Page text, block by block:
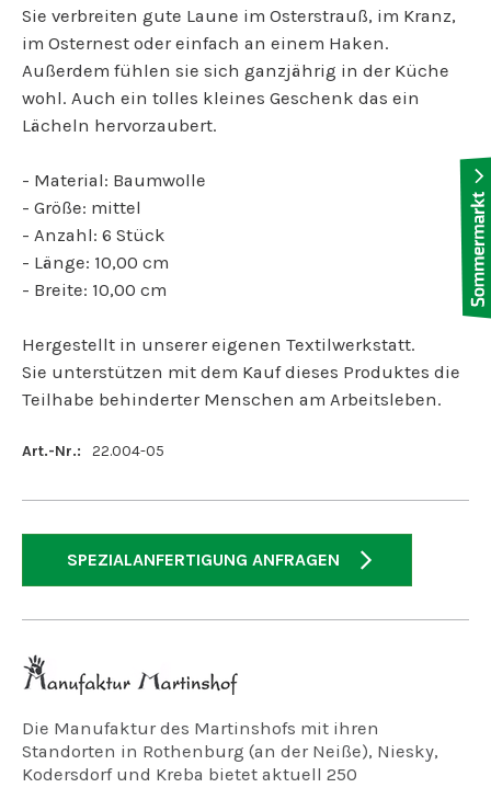
Sie verbreiten gute Laune im Osterstrauß, im Kranz,
im Osternest oder einfach an einem Haken.
Außerdem fühlen sie sich ganzjährig in der Küche
wohl. Auch ein tolles kleines Geschenk das ein
Lächeln hervorzaubert.
- Material: Baumwolle
- Größe: mittel
- Anzahl: 6 Stück
- Länge: 10,00 cm
- Breite: 10,00 cm
Hergestellt in unserer eigenen Textilwerkstatt.
Sie unterstützen mit dem Kauf dieses Produktes die
Teilhabe behinderter Menschen am Arbeitsleben.
Art.-Nr.: 22.004-05
SPEZIALANFERTIGUNG ANFRAGEN
Die Manufaktur des Martinshofs mit ihren
Standorten in Rothenburg (an der Neiße), Niesky,
Kodersdorf und Kreba bietet aktuell 250